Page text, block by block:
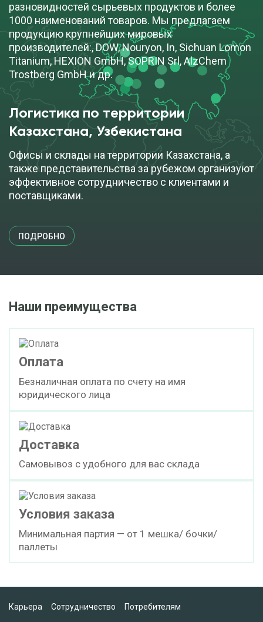
разновидностей сырьевых продуктов и более
1000 наименований товаров. Мы предлагаем
продукцию крупнейших мировых
производителей:, DOW, Nouryon, In, Sichuan Lomon
Titanium, HEXION GmbH, SOPRIN Srl, AlzChem
Trostberg GmbH и др.
Логистика по территории
Казахстана, Узбекистана
Офисы и склады на территории Казахстана, а
также представительства за рубежом организуют
эффективное сотрудничество с клиентами и
поставщиками.
ПОДРОБНО
Наши преимущества
Оплата
Безналичная оплата по счету на имя
юридического лица
Доставка
Самовывоз с удобного для вас склада
Условия заказа
Минимальная партия — от 1 мешка/ бочки/
паллеты
Карьера Сотрудничество Потребителям